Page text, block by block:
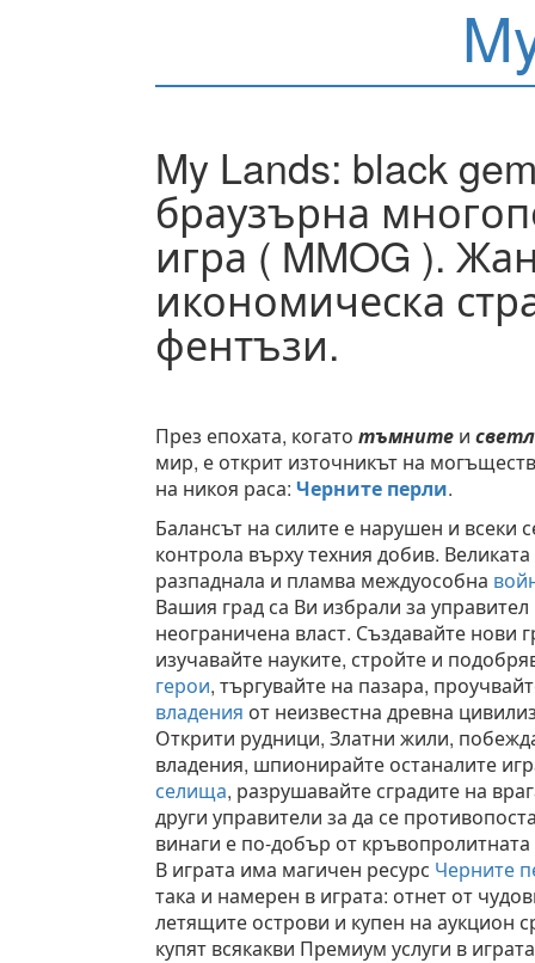
My Lands: black
браузърна
игра ( MMOG ).
икономическа
фентъзи.
През епохата, когато тъмните и
мир, е открит източникът на
на никоя раса: Черните перли.
Балансът на силите е нарушен и всеки
контрола върху техния добив.
разпаднала и пламва междуособна
Вашия град са Ви избрали за
неограничена власт. Създавайте нови
изучавайте науките, стройте и
герои, търгувайте на пазара,
владения от неизвестна древна
Открити рудници, Златни жили,
владения, шпионирайте останалите
селища, разрушавайте сградите на
други управители за да се
винаги е по-добър от
В играта има магичен ресурс Черните
така и намерен в играта: отнет от
летящите острови и купен на аукцион
купят всякакви Премиум услуги в